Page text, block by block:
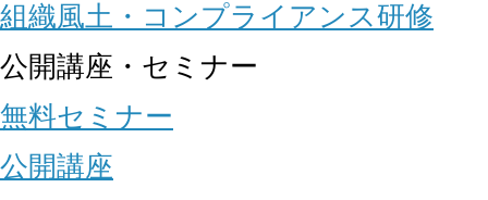
組織風土・コンプライアンス研修
公開講座・セミナー
無料セミナー
公開講座